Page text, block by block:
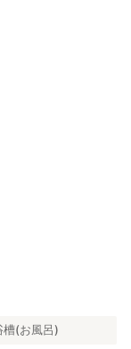
ください
槽(お風呂)